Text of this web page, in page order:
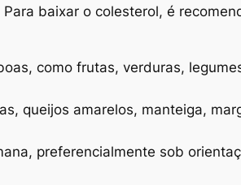
baixar o colesterol, é
como frutas, verduras,
queijos amarelos, manteiga,
preferencialmente sob